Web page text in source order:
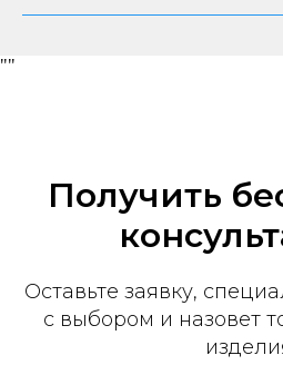
""
Получить
Оставьте заявку,
с выбором и назовет